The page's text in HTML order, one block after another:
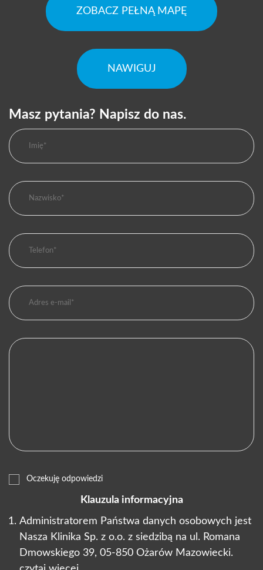
ZOBACZ PEŁNĄ MAPĘ
NAWIGUJ
Masz pytania? Napisz do nas.
Oczekuję odpowiedzi
Klauzula informacyjna
Administratorem Państwa danych osobowych jest
Nasza Klinika Sp. z o.o. z siedzibą na ul. Romana
Dmowskiego 39, 05-850 Ożarów Mazowiecki.